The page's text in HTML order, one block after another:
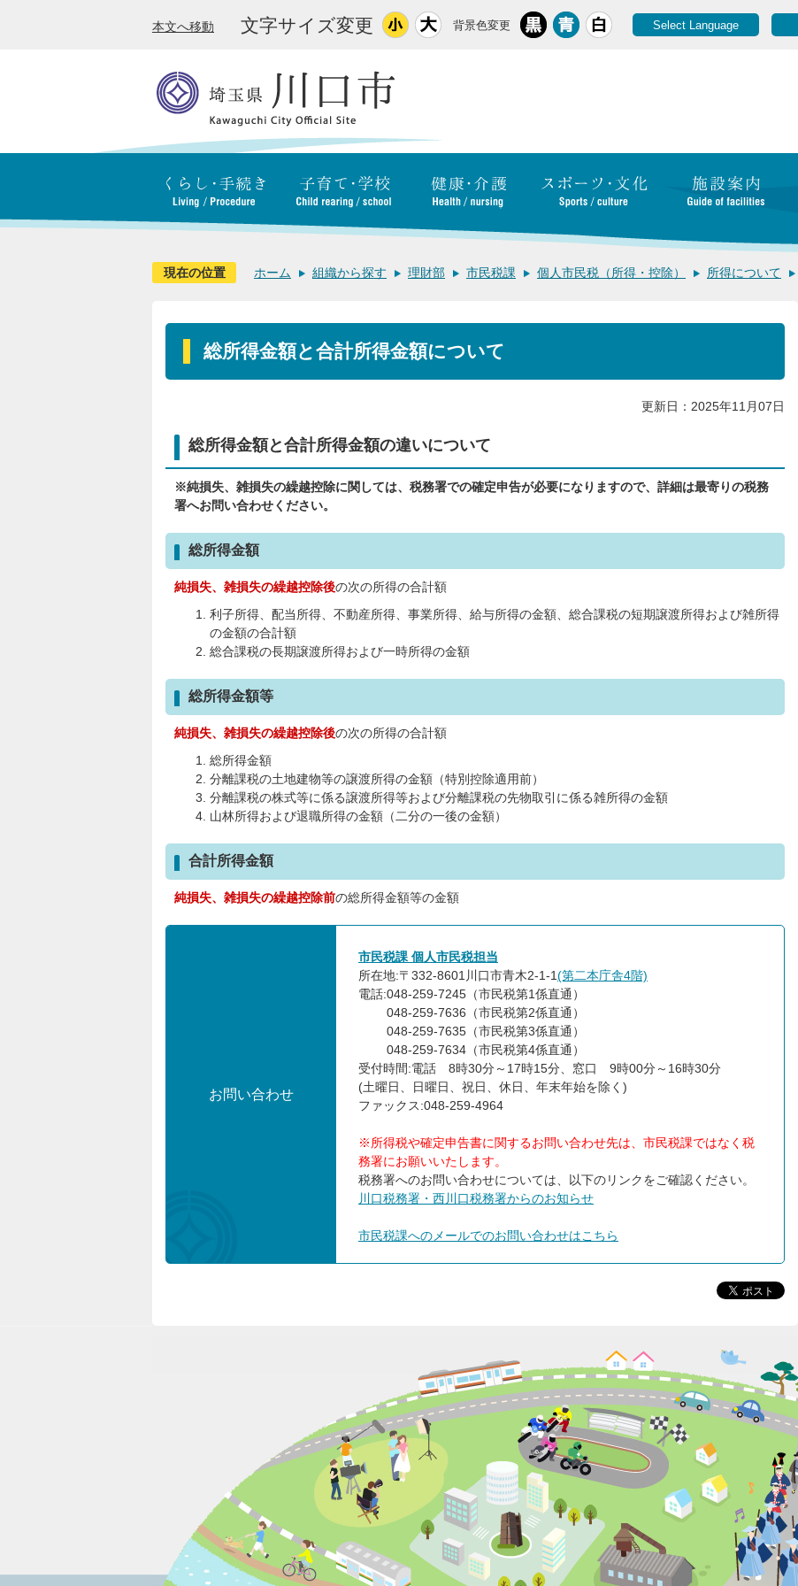
本文へ移動 文字サイズ変更 背景色変更 Select Language
現在の位置 ホーム 組織から探す 理財部 市民税課 個人市民税（所得・控除） 所得について
総所得金額と合計所得金額について
更新日：2025年11月07日
総所得金額と合計所得金額の違いについて
※純損失、雑損失の繰越控除に関しては、税務署での確定申告が必要になりますので、詳細は最寄りの税務
署へお問い合わせください。
総所得金額
純損失、雑損失の繰越控除後の次の所得の合計額
利子所得、配当所得、不動産所得、事業所得、給与所得の金額、総合課税の短期譲渡所得および雑所得
の金額の合計額
総合課税の長期譲渡所得および一時所得の金額
総所得金額等
純損失、雑損失の繰越控除後の次の所得の合計額
総所得金額
分離課税の土地建物等の譲渡所得の金額（特別控除適用前）
分離課税の株式等に係る譲渡所得等および分離課税の先物取引に係る雑所得の金額
山林所得および退職所得の金額（二分の一後の金額）
合計所得金額
純損失、雑損失の繰越控除前の総所得金額等の金額
お問い合わせ
市民税課 個人市民税担当
所在地:〒332-8601川口市青木2-1-1(第二本庁舎4階)
電話:048-259-7245（市民税第1係直通）
048-259-7636（市民税第2係直通）
048-259-7635（市民税第3係直通）
048-259-7634（市民税第4係直通）
受付時間:電話 8時30分～17時15分、窓口 9時00分～16時30分
(土曜日、日曜日、祝日、休日、年末年始を除く)
ファックス:048-259-4964
※所得税や確定申告書に関するお問い合わせ先は、市民税課ではなく税
務署にお願いいたします。
税務署へのお問い合わせについては、以下のリンクをご確認ください。
川口税務署・西川口税務署からのお知らせ
市民税課へのメールでのお問い合わせはこちら